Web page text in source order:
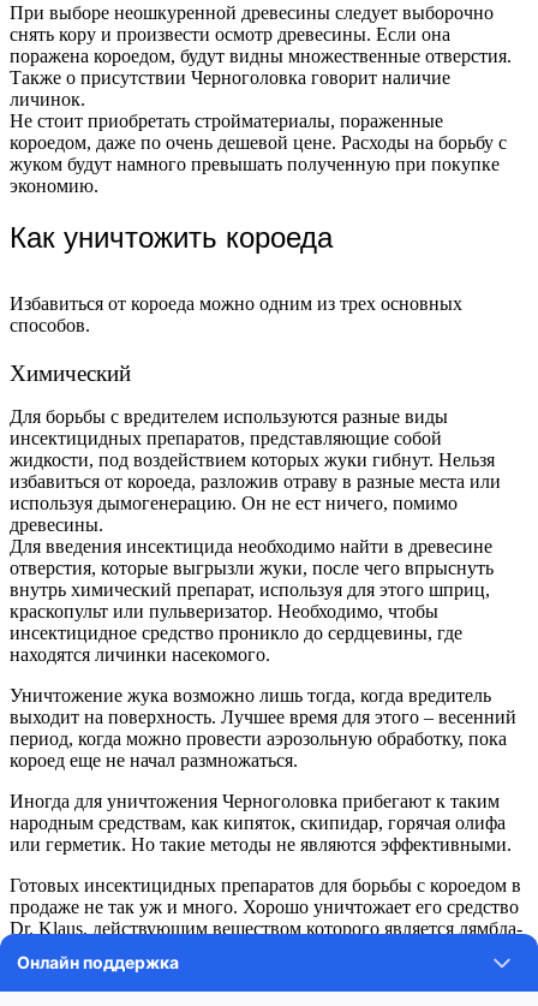
При выборе неошкуренной древесины следует выборочно
снять кору и произвести осмотр древесины. Если она
поражена короедом, будут видны множественные отверстия.
Также о присутствии Черноголовка говорит наличие
личинок.
Не стоит приобретать стройматериалы, пораженные
короедом, даже по очень дешевой цене. Расходы на борьбу с
жуком будут намного превышать полученную при покупке
экономию.
Как уничтожить короеда
Избавиться от короеда можно одним из трех основных
способов.
Химический
Для борьбы с вредителем используются разные виды
инсектицидных препаратов, представляющие собой
жидкости, под воздействием которых жуки гибнут. Нельзя
избавиться от короеда, разложив отраву в разные места или
используя дымогенерацию. Он не ест ничего, помимо
древесины.
Для введения инсектицида необходимо найти в древесине
отверстия, которые выгрызли жуки, после чего впрыснуть
внутрь химический препарат, используя для этого шприц,
краскопульт или пульверизатор. Необходимо, чтобы
инсектицидное средство проникло до сердцевины, где
находятся личинки насекомого.
Уничтожение жука возможно лишь тогда, когда вредитель
выходит на поверхность. Лучшее время для этого – весенний
период, когда можно провести аэрозольную обработку, пока
короед еще не начал размножаться.
Иногда для уничтожения Черноголовка прибегают к таким
народным средствам, как кипяток, скипидар, горячая олифа
или герметик. Но такие методы не являются эффективными.
Готовых инсектицидных препаратов для борьбы с короедом в
продаже не так уж и много. Хорошо уничтожает его средство
Dr. Klaus, действующим веществом которого является лямбда-
воздействием нарушается передача нервного импульса, что
ведет к мгновенному параличу и гибели вредителей.